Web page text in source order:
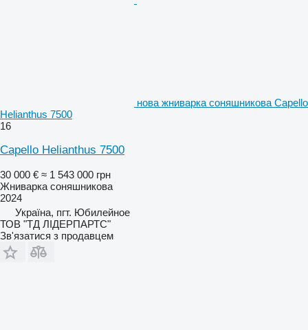
нова жниварка соняшникова Capello
Helianthus 7500
16
Capello Helianthus 7500
30 000 € ≈ 1 543 000 грн
Жниварка соняшникова
2024
Україна, пгт. Юбилейное
ТОВ "ТД ЛІДЕРПАРТС"
Зв'язатися з продавцем